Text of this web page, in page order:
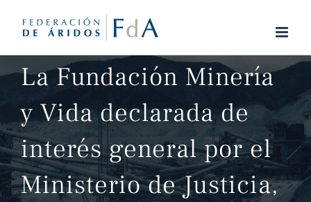
La Fundación Minería
y Vida declarada de
interés general por el
Ministerio de Justicia,